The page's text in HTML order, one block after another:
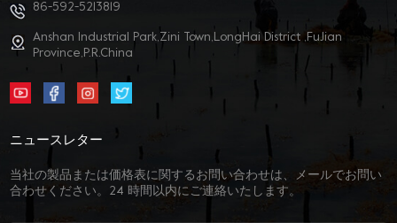
86-592-5213819
Anshan Industrial Park,Zini Town,LongHai District ,FuJian
Province,P.R.China
ニュースレター
当社の製品または価格表に関するお問い合わせは、メールでお問い
合わせください。24 時間以内にご連絡いたします。